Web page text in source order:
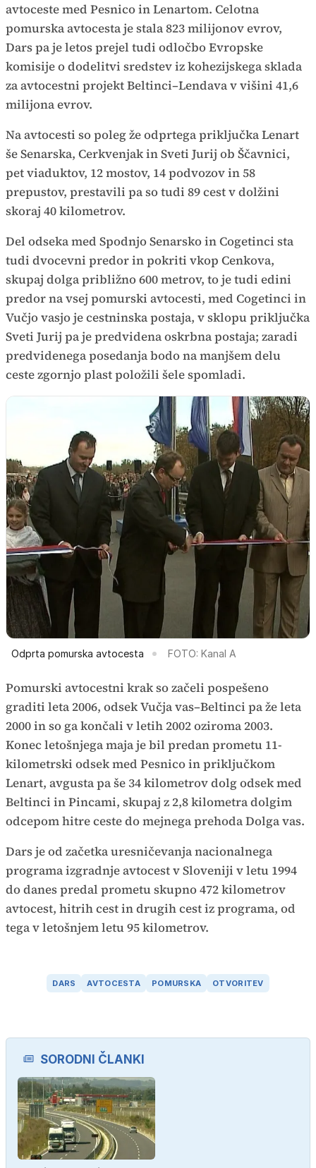
avtoceste med Pesnico in Lenartom. Celotna
pomurska avtocesta je stala 823 milijonov evrov,
Dars pa je letos prejel tudi odločbo Evropske
komisije o dodelitvi sredstev iz kohezijskega sklada
za avtocestni projekt Beltinci–Lendava v višini 41,6
milijona evrov.
Na avtocesti so poleg že odprtega priključka Lenart
še Senarska, Cerkvenjak in Sveti Jurij ob Ščavnici,
pet viaduktov, 12 mostov, 14 podvozov in 58
prepustov, prestavili pa so tudi 89 cest v dolžini
skoraj 40 kilometrov.
Del odseka med Spodnjo Senarsko in Cogetinci sta
tudi dvocevni predor in pokriti vkop Cenkova,
skupaj dolga približno 600 metrov, to je tudi edini
predor na vsej pomurski avtocesti, med Cogetinci in
Vučjo vasjo je cestninska postaja, v sklopu priključka
Sveti Jurij pa je predvidena oskrbna postaja; zaradi
predvidenega posedanja bodo na manjšem delu
ceste zgornjo plast položili šele spomladi.
Odprta pomurska avtocesta FOTO: Kanal A
Pomurski avtocestni krak so začeli pospešeno
graditi leta 2006, odsek Vučja vas–Beltinci pa že leta
2000 in so ga končali v letih 2002 oziroma 2003.
Konec letošnjega maja je bil predan prometu 11-
kilometrski odsek med Pesnico in priključkom
Lenart, avgusta pa še 34 kilometrov dolg odsek med
Beltinci in Pincami, skupaj z 2,8 kilometra dolgim
odcepom hitre ceste do mejnega prehoda Dolga vas.
Dars je od začetka uresničevanja nacionalnega
programa izgradnje avtocest v Sloveniji v letu 1994
do danes predal prometu skupno 472 kilometrov
avtocest, hitrih cest in drugih cest iz programa, od
tega v letošnjem letu 95 kilometrov.
DARS AVTOCESTA POMURSKA OTVORITEV
SORODNI ČLANKI